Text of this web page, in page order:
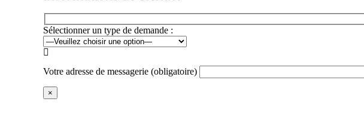
Sélectionner un type de demande :

Votre adresse de messagerie (obligatoire)
×